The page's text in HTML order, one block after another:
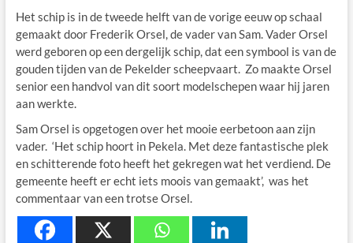
Het schip is in de tweede helft van de vorige eeuw op schaal
gemaakt door Frederik Orsel, de vader van Sam. Vader Orsel
werd geboren op een dergelijk schip, dat een symbool is van de
gouden tijden van de Pekelder scheepvaart. Zo maakte Orsel
senior een handvol van dit soort modelschepen waar hij jaren
aan werkte.
Sam Orsel is opgetogen over het mooie eerbetoon aan zijn
vader. ‘Het schip hoort in Pekela. Met deze fantastische plek
en schitterende foto heeft het gekregen wat het verdiend. De
gemeente heeft er echt iets moois van gemaakt’, was het
commentaar van een trotse Orsel.